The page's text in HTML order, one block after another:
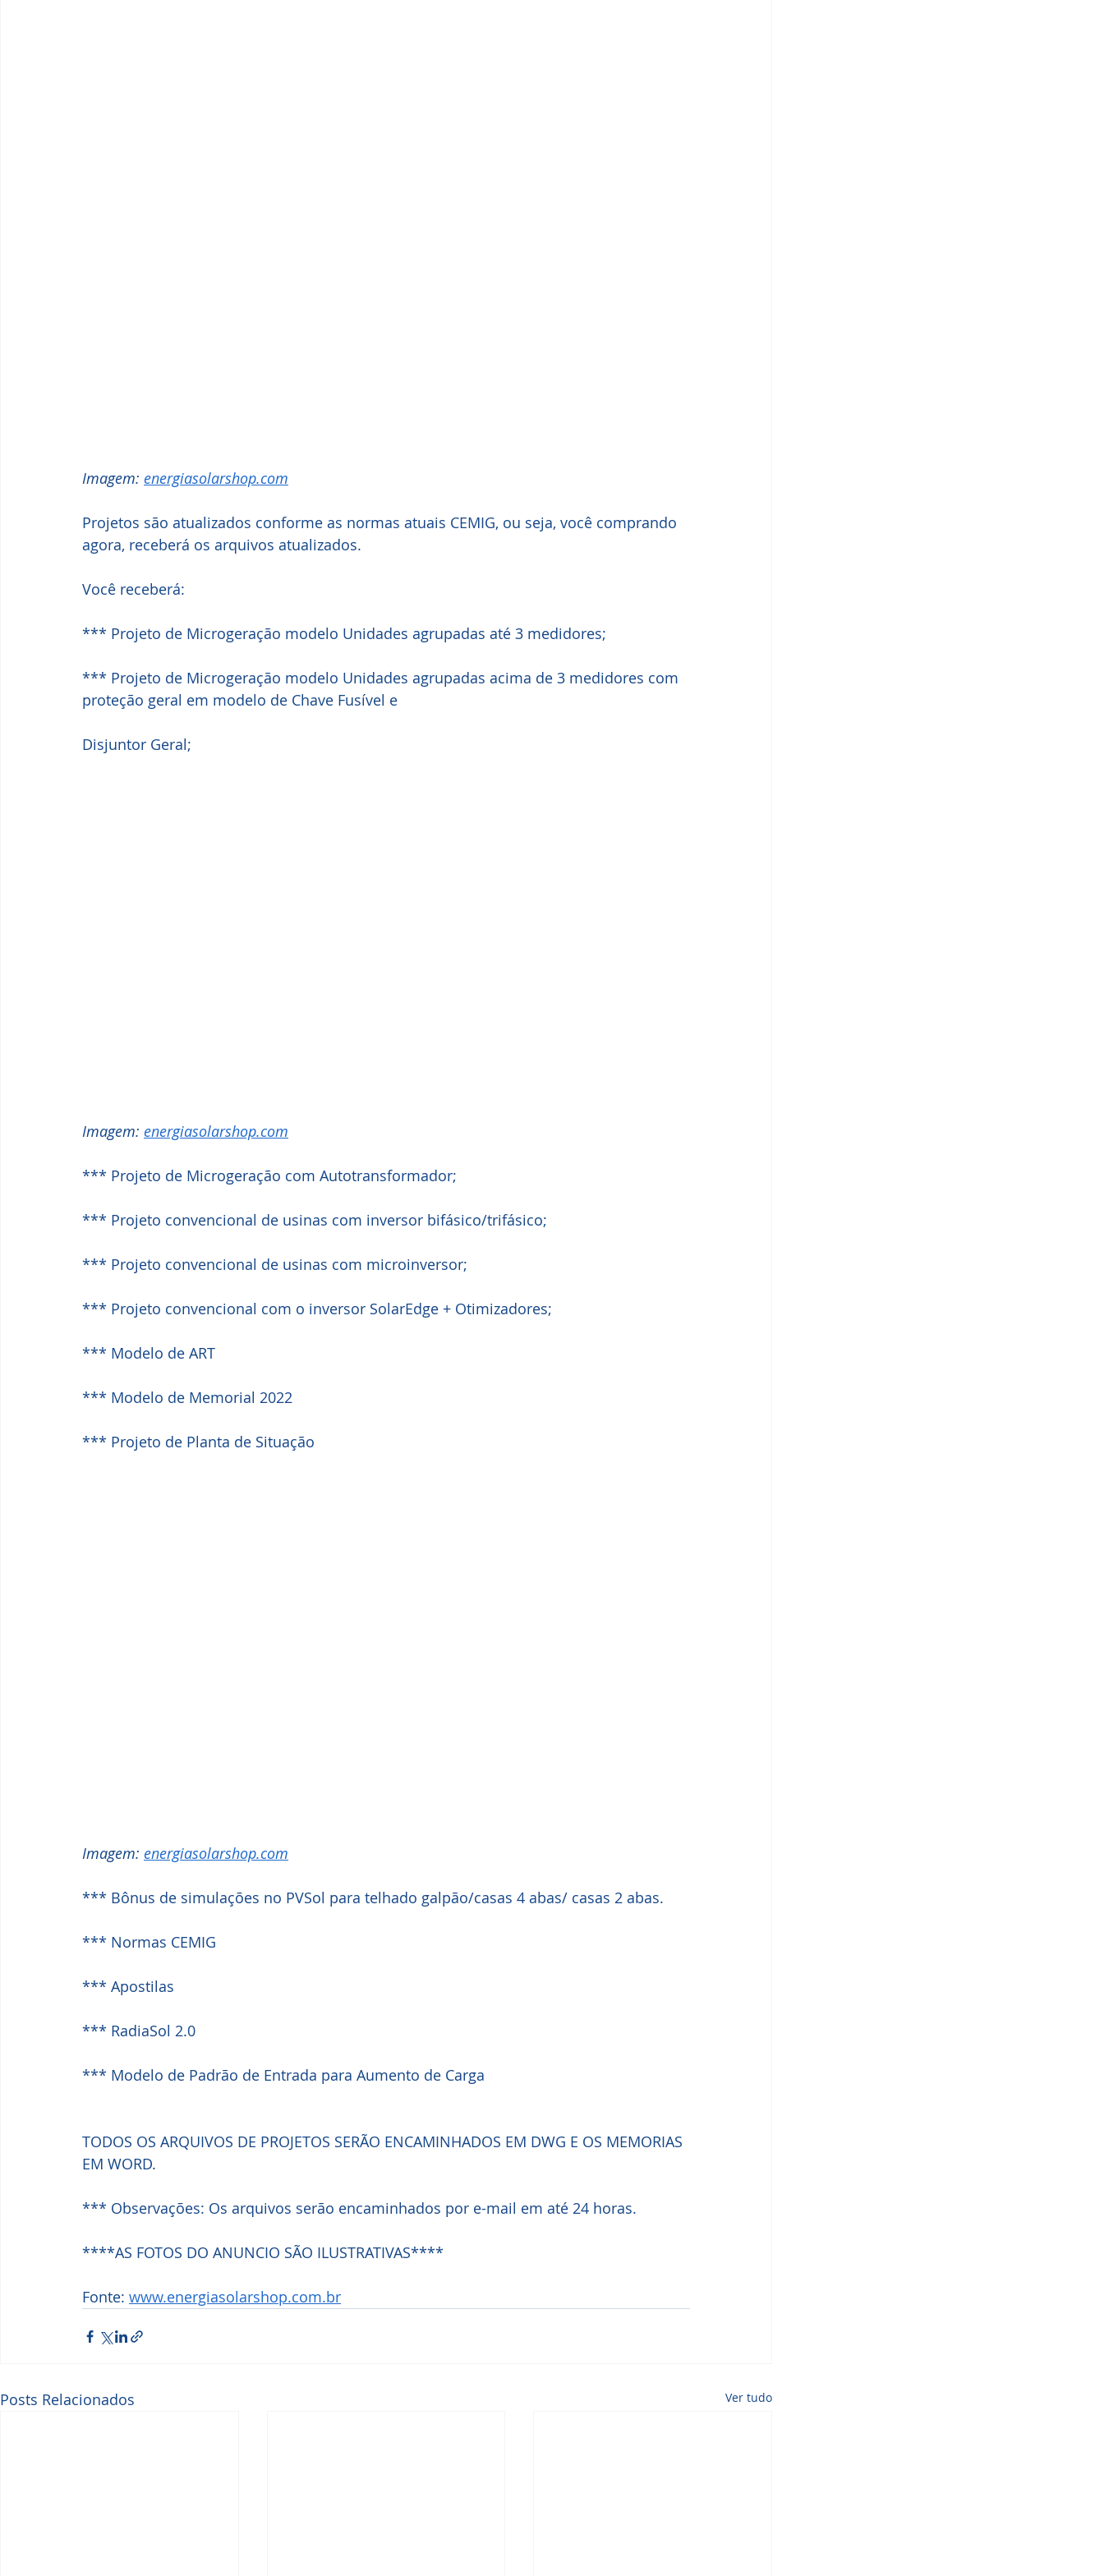
Imagem: energiasolarshop.com
Projetos são atualizados conforme as normas atuais CEMIG, ou seja, você comprando
agora, receberá os arquivos atualizados.
Você receberá:
*** Projeto de Microgeração modelo Unidades agrupadas até 3 medidores;
*** Projeto de Microgeração modelo Unidades agrupadas acima de 3 medidores com
proteção geral em modelo de Chave Fusível e
Disjuntor Geral;
Imagem: energiasolarshop.com
*** Projeto de Microgeração com Autotransformador;
*** Projeto convencional de usinas com inversor bifásico/trifásico;
*** Projeto convencional de usinas com microinversor;
*** Projeto convencional com o inversor SolarEdge + Otimizadores;
*** Modelo de ART
*** Modelo de Memorial 2022
*** Projeto de Planta de Situação
Imagem: energiasolarshop.com
*** Bônus de simulações no PVSol para telhado galpão/casas 4 abas/ casas 2 abas.
*** Normas CEMIG
*** Apostilas
*** RadiaSol 2.0
*** Modelo de Padrão de Entrada para Aumento de Carga
TODOS OS ARQUIVOS DE PROJETOS SERÃO ENCAMINHADOS EM DWG E OS MEMORIAS
EM WORD.
*** Observações: Os arquivos serão encaminhados por e-mail em até 24 horas.
****AS FOTOS DO ANUNCIO SÃO ILUSTRATIVAS****
Fonte: www.energiasolarshop.com.br
Posts Relacionados Ver tudo